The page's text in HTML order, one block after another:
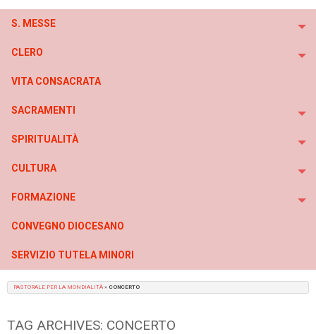
S. MESSE
CLERO
VITA CONSACRATA
SACRAMENTI
SPIRITUALITÀ
CULTURA
FORMAZIONE
CONVEGNO DIOCESANO
SERVIZIO TUTELA MINORI
PASTORALE PER LA MONDIALITÀ » CONCERTO
TAG ARCHIVES: CONCERTO